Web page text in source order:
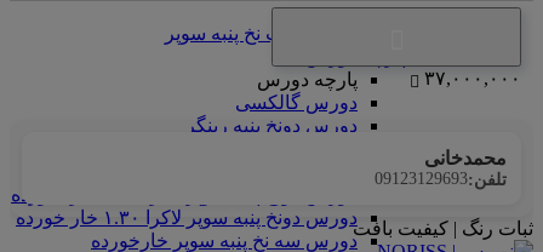
سوپر
همه فانریپ نخ پنبه سوپر
پارچه دورس
دورس گالکسی
دورس دونخ پنبه رینگر
دورس دونخ پنبه سوپر لاکرا ۱.۳۰ خار خورده
دورس سه نخ پنبه سوپر خارخورده
۳۷,۰۰۰,۰۰۰
محمدخانی
تلفن:09123129693
ثبات رنگ | کیفیت بافت